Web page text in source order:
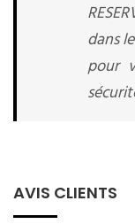
dans
pour
AVIS CLIENTS